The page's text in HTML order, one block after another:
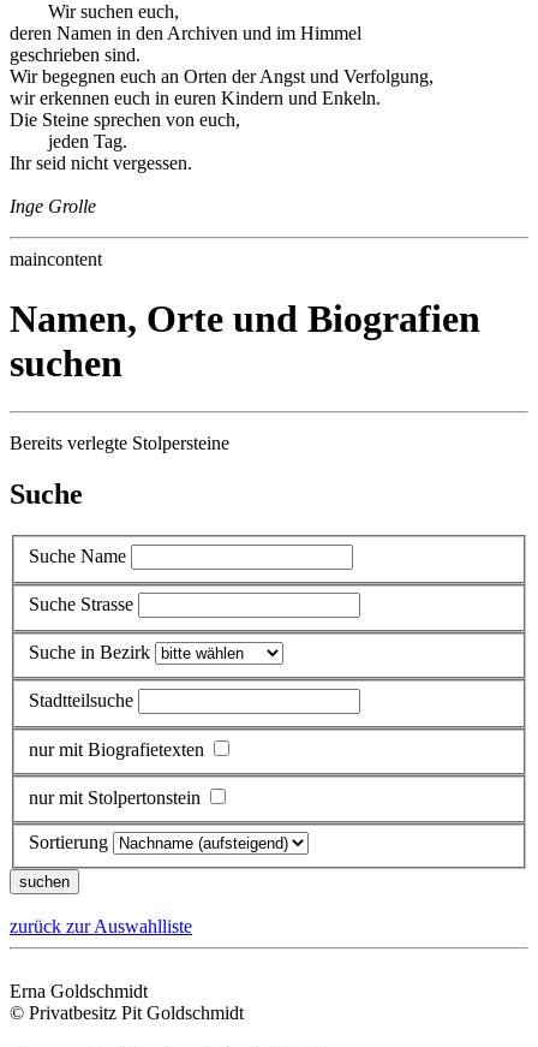
Wir suchen euch,
deren Namen in den Archiven und im Himmel
geschrieben sind.
Wir begegnen euch an Orten der Angst und Verfolgung,
wir erkennen euch in euren Kindern und Enkeln.
Die Steine sprechen von euch,
jeden Tag.
Ihr seid nicht vergessen.
Inge Grolle
maincontent
Namen, Orte und Biografien
suchen
Bereits verlegte Stolpersteine
Suche
Suche Name
Suche Strasse
Suche in Bezirk
Stadtteilsuche
nur mit Biografietexten
nur mit Stolpertonstein
Sortierung
zurück zur Auswahlliste
Erna Goldschmidt
© Privatbesitz Pit Goldschmidt